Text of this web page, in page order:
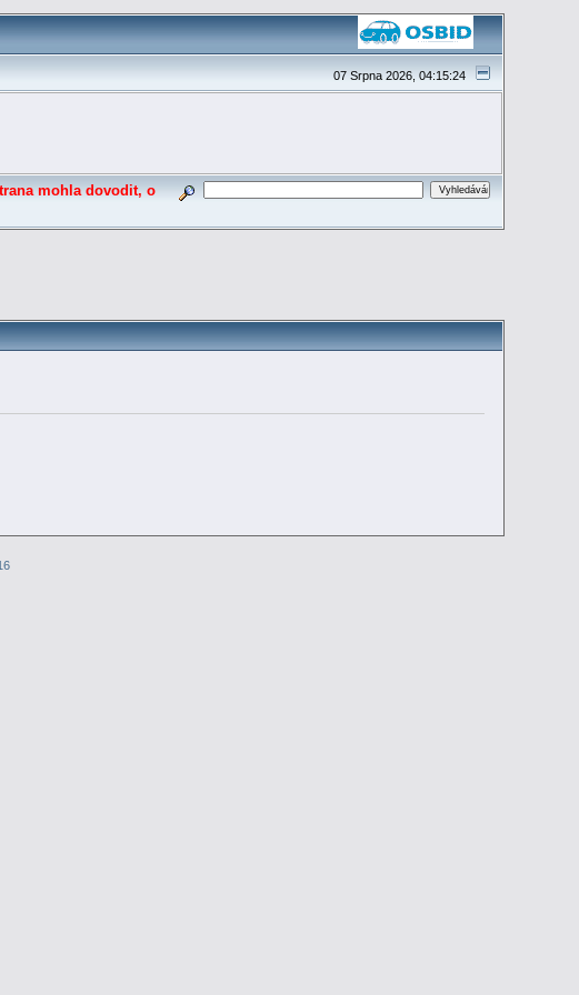
07 Srpna 2026, 04:15:24
mohla dovodit, o